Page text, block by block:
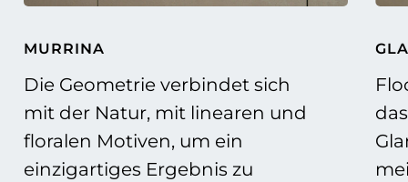
MURRINA
Die Geometrie verbindet sich
mit der Natur, mit linearen und
floralen Motiven, um ein
einzigartiges Ergebnis zu